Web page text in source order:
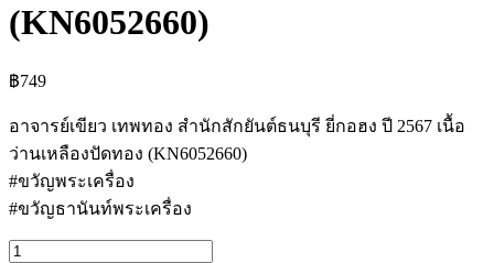
(KN6052660)
฿749
อาจารย์เขียว เทพทอง สำนักสักยันต์ธนบุรี ยี่กอฮง ปี 2567 เนื้อ
ว่านเหลืองปัดทอง (KN6052660)
#ขวัญพระเครื่อง
#ขวัญธานันท์พระเครื่อง
จำนวน